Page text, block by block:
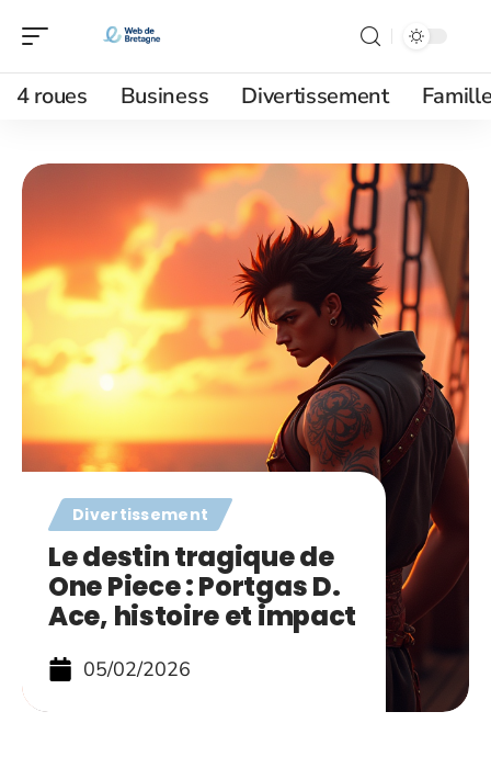
4 roues Business Divertissement
Divertissement
Le destin tragique de
One Piece : Portgas D.
Ace, histoire et impact
05/02/2026